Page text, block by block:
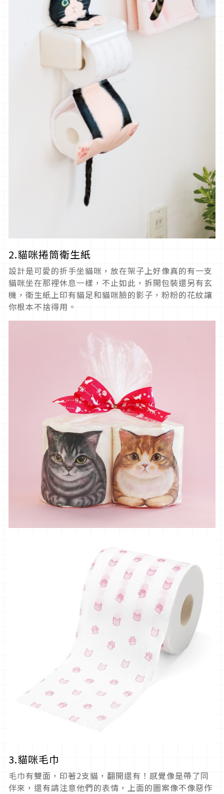
2.貓咪捲筒衛生紙
設計是可愛的折手坐貓咪，放在架子上好像真的有一支
貓咪坐在那裡休息一樣，不止如此，拆開包裝還另有玄
機，衛生紙上印有貓足和貓咪臉的影子，粉粉的花紋讓
你根本不捨得用。
3.貓咪毛巾
毛巾有雙面，印著2支貓，翻開還有！感覺像是帶了同
伴來，還有請注意他們的表情，上面的圖案像不像惡作